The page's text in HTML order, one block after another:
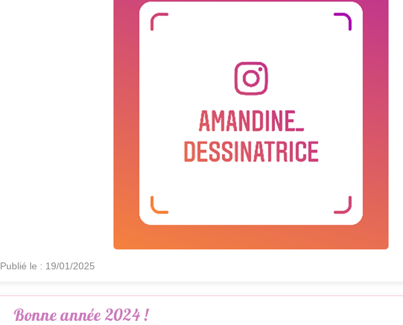
Publié le : 19/01/2025
Bonne année 2024 !